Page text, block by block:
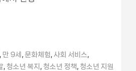
만 9세 ,문화체험 사회 서비스
청소년 복지 청소년 정책 청소년 지원